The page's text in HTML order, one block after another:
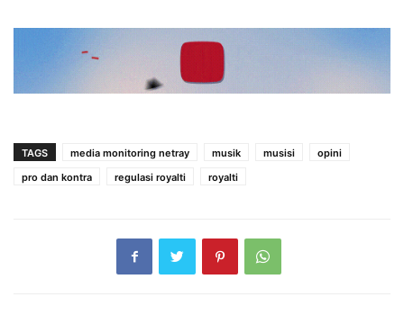
TAGS media monitoring netray musik musisi
opini
pro dan kontra
regulasi royalti royalti